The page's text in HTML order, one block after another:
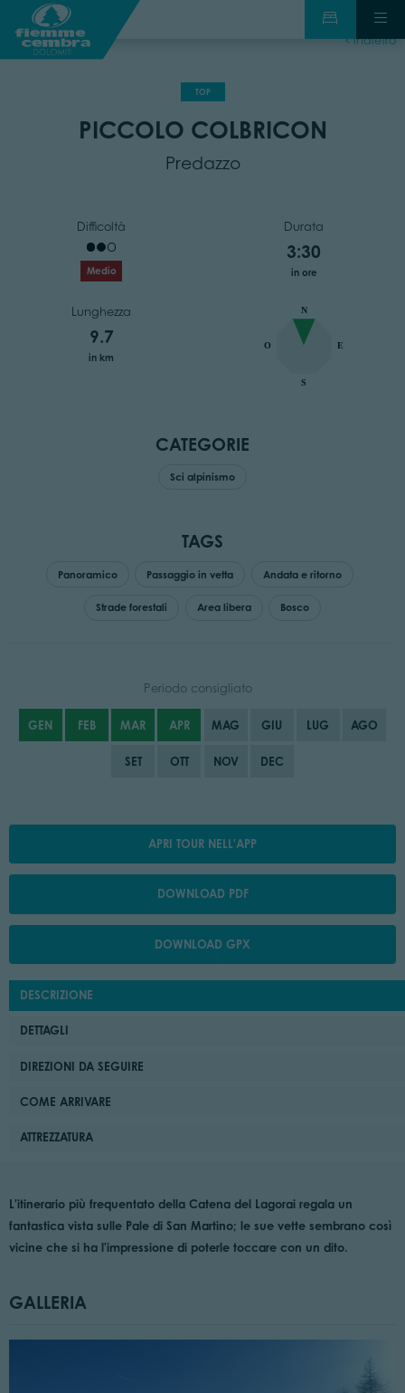
indietro
TOP
PICCOLO COLBRICON
Predazzo
Difficoltà
Medio
Durata
3:30
in ore
Lunghezza
9.7
in km
O
S
E
N
CATEGORIE
Sci alpinismo
TAGS
Panoramico Passaggio in vetta Andata e ritorno
Strade forestali Area libera Bosco
Periodo consigliato
GEN FEB MAR APR MAG GIU LUG AGO
SET OTT NOV DEC
APRI TOUR NELL'APP
DOWNLOAD PDF
DOWNLOAD GPX
DESCRIZIONE
DETTAGLI
DIREZIONI DA SEGUIRE
COME ARRIVARE
ATTREZZATURA
L'itinerario più frequentato della Catena del Lagorai regala un
fantastica vista sulle Pale di San Martino; le sue vette sembrano così
vicine che si ha l'impressione di poterle toccare con un dito.
GALLERIA